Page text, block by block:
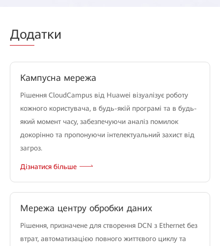
Додатки
Кампусна мережа
Рішення CloudCampus від Huawei візуалізує роботу
кожного користувача, в будь-якій програмі та в будь-
який момент часу, забезпечуючи аналіз помилок
докорінно та пропонуючи інтелектуальний захист від
загроз.
Дізнатися більше
Мережа центру обробки даних
Рішення, призначене для створення DCN з Ethernet без
втрат, автоматизацією повного життєвого циклу та